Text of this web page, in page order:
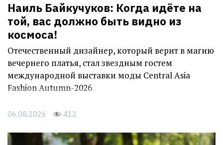
Наиль Байкучуков: Когда идёте на
той, вас должно быть видно из
космоса!
Отечественный дизайнер, который верит в магию
вечернего платья, стал звездным гостем
международной выставки моды Central Asia
Fashion Autumn-2026
06.08.2026 412